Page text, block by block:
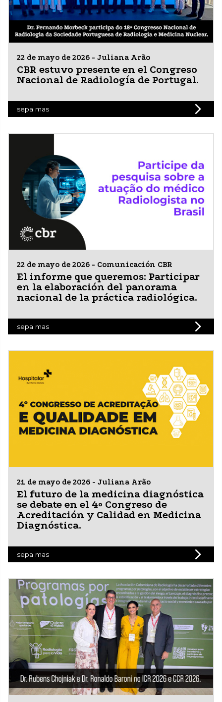
22 de mayo de 2026 - Juliana Arão
CBR estuvo presente en el Congreso
Nacional de Radiología de Portugal.
sepa mas
22 de mayo de 2026 - Comunicación CBR
El informe que queremos: Participar
en la elaboración del panorama
nacional de la práctica radiológica.
sepa mas
21 de mayo de 2026 - Juliana Arão
El futuro de la medicina diagnóstica
se debate en el 4º Congreso de
Acreditación y Calidad en Medicina
Diagnóstica.
sepa mas